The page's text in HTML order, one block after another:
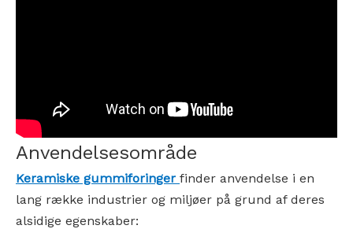
Anvendelsesområde
Keramiske gummiforinger finder anvendelse i en
lang række industrier og miljøer på grund af deres
alsidige egenskaber: